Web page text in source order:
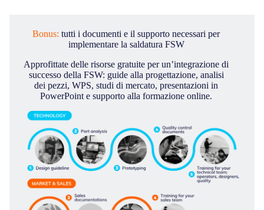
Bonus: tutti i documenti e il supporto necessari per
implementare la saldatura FSW
Approfittate delle risorse gratuite per un’integrazione di
successo della FSW: guide alla progettazione, analisi
dei pezzi, WPS, studi di mercato, presentazioni in
PowerPoint e supporto alla formazione online.